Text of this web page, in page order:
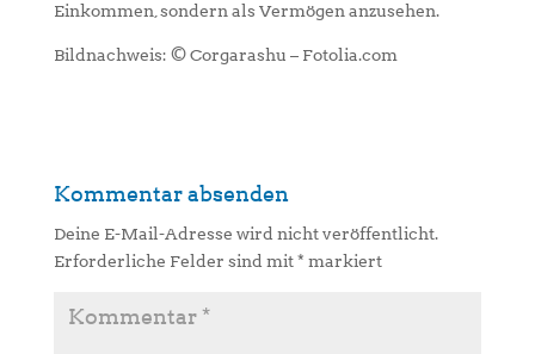
Einkommen, sondern als Vermögen anzusehen.
Bildnachweis: © Corgarashu – Fotolia.com
Kommentar absenden
Deine E-Mail-Adresse wird nicht veröffentlicht.
Erforderliche Felder sind mit* markiert